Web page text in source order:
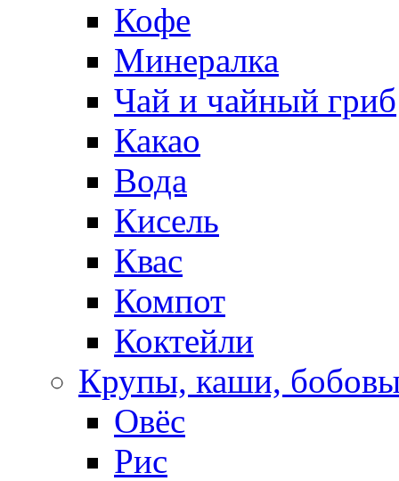
Кофе
Минералка
Чай и чайный гриб
Какао
Вода
Кисель
Квас
Компот
Коктейли
Крупы, каши,
Овёс
Рис